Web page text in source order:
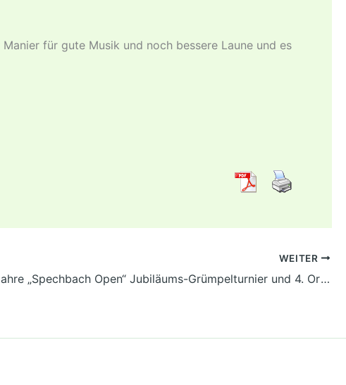
für gute Musik und noch bessere Laune und es
WEITER
30 Jahre „Spechbach Open“ Jubiläums-Grümpelturnier und 4. Ortsmeisterschaft beim TC-Spechbach